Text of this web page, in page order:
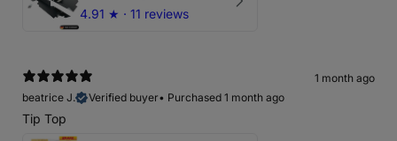
4.91 ★ · 11 reviews
1 month ago
beatrice J.
Verified buyer• Purchased 1 month ago
Tip Top